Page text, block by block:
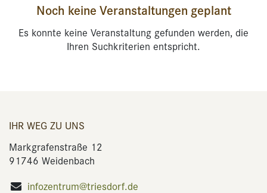
Noch keine Veranstaltungen geplant
Es konnte keine Veranstaltung gefunden werden, die
Ihren Suchkriterien entspricht.
IHR WEG ZU UNS
Markgrafenstraße 12
91746 Weidenbach
infozentrum@triesdorf.de